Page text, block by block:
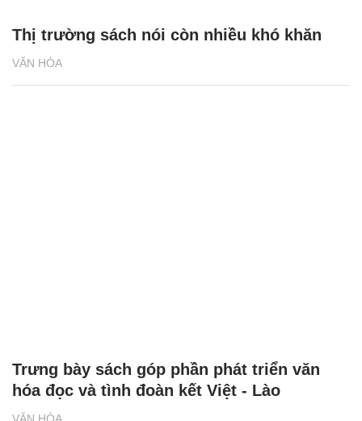
VĂN HÓA
Thị trường sách nói còn nhiều khó khăn
Trưng bày sách góp phần phát triển văn
hóa đọc và tình đoàn kết Việt - Lào